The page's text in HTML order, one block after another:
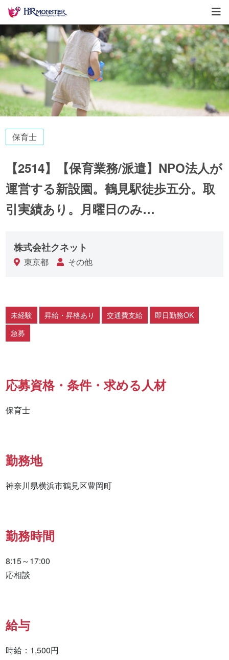
保育士
【2514】【保育業務/派遣】NPO法人が
運営する新設園。鶴見駅徒歩五分。取
引実績あり。月曜日のみ…
株式会社クネット
東京都 その他
未経験 昇給・昇格あり 交通費支給
即日勤務OK
急募
応募資格・条件・求める人材
保育士
勤務地
神奈川県横浜市鶴見区豊岡町
勤務時間
8:15～17:00
応相談
給与
時給：1,500円